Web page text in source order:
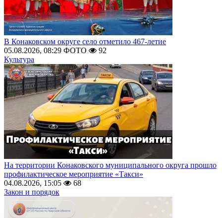
В Конаковском округе село отметило 467-летие
05.08.2026, 08:29 ФОТО
92
Культура
На территории Конаковского муниципального округа прошло
профилактическое мероприятие «Такси»
04.08.2026, 15:05
68
Закон и порядок